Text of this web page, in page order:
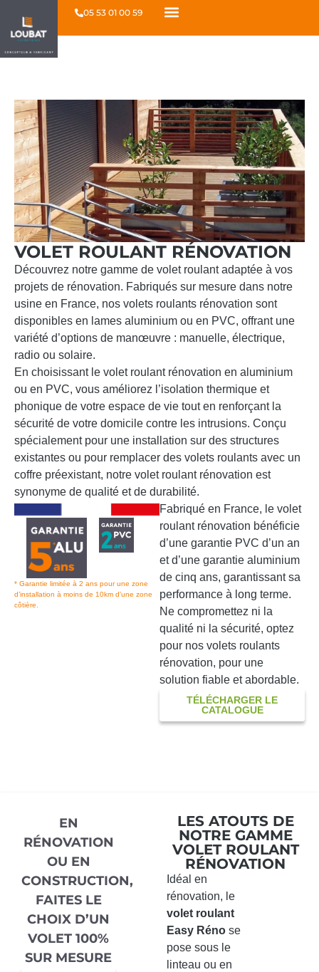
05 53 01 00 59
VOLET ROULANT RÉNOVATION
Découvrez notre gamme de volet roulant adaptée à vos
projets de rénovation. Fabriqués sur mesure dans notre
usine en France, nos volets roulants rénovation sont
disponibles en lames aluminium ou en PVC, offrant une
variété d’options de manœuvre : manuelle, électrique,
radio ou solaire.
En choisissant le volet roulant rénovation en aluminium
ou en PVC, vous améliorez l’isolation thermique et
phonique de votre espace de vie tout en renforçant la
sécurité de votre domicile contre les intrusions. Conçu
spécialement pour une installation sur des structures
existantes ou pour remplacer des volets roulants avec un
coffre préexistant, notre volet roulant rénovation est
synonyme de qualité et de durabilité.
* Garantie limitée à 2 ans pour une zone
d’installation à moins de 10km d’une zone
côtière.
Fabriqué en France, le volet
roulant rénovation bénéficie
d’une garantie PVC d’un an
et d’une garantie aluminium
de cinq ans, garantissant sa
performance à long terme.
Ne compromettez ni la
qualité ni la sécurité, optez
pour nos volets roulants
rénovation, pour une
solution fiable et abordable.
TÉLÉCHARGER LE
CATALOGUE
EN
RÉNOVATION
OU EN
CONSTRUCTION,
FAITES LE
CHOIX D’UN
VOLET 100%
SUR MESURE
LES ATOUTS DE
NOTRE GAMME
VOLET ROULANT
RÉNOVATION
Idéal en
rénovation, le
volet roulant
Easy Rénose
pose sous le
linteau ou en